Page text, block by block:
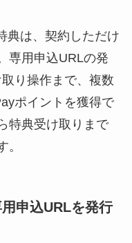
典は、契約しただけ
専用申込URLの発
り操作まで、複数
ポイントを獲得で
特典受け取りまで
。
用申込URLを発行